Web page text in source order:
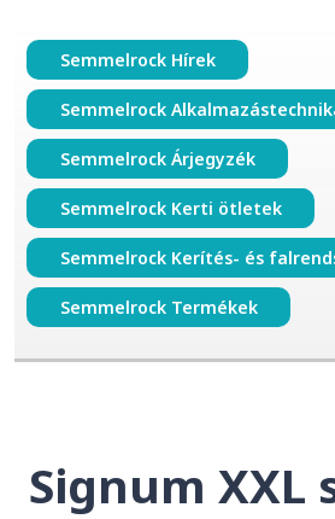
Semmelrock Hírek
Semmelrock
Semmelrock Árjegyzék
Semmelrock Kerti ötletek
Semmelrock Kerítés- és
Semmelrock Termékek
Signum XXL